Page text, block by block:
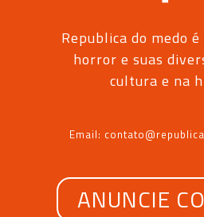
Republica do medo
horror e suas
cultura e na
Email:
ANUNCIE